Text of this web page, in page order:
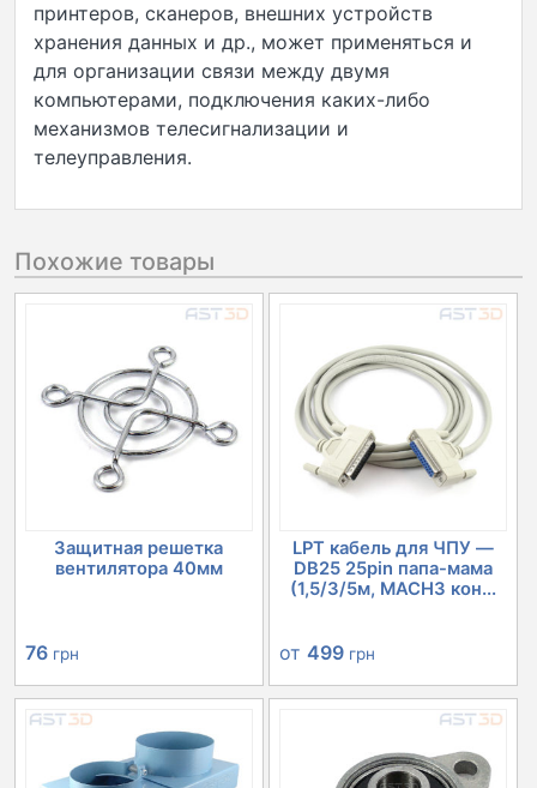
принтеров, сканеров, внешних устройств
хранения данных и др., может применяться и
для организации связи между двумя
компьютерами, подключения каких-либо
механизмов телесигнализации и
телеуправления.
Похожие товары
Защитная решетка
вентилятора 40мм
76 грн
LPT кабель для ЧПУ —
DB25 25pin папа-мама
(1,5/3/5м, MACH3 кон...
от 499 грн